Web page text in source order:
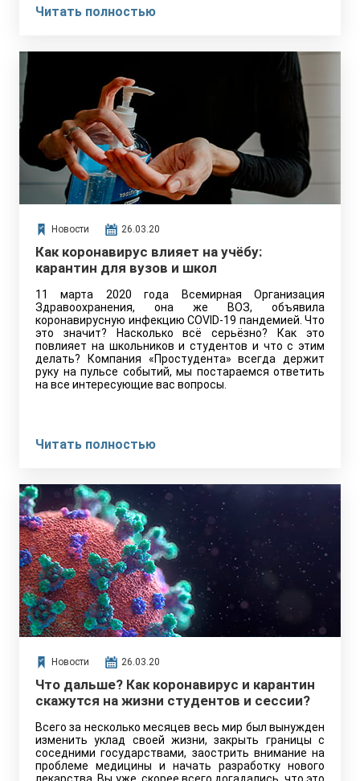
Читать полностью
Новости 26.03.20
Как коронавирус влияет на учёбу:
карантин для вузов и школ
11 марта 2020 года Всемирная Организация
Здравоохранения, она же ВОЗ, объявила
коронавирусную инфекцию COVID-19 пандемией. Что
это значит? Насколько всё серьёзно? Как это
повлияет на школьников и студентов и что с этим
делать? Компания «Простудента» всегда держит
руку на пульсе событий, мы постараемся ответить
на все интересующие вас вопросы.
Читать полностью
Новости 26.03.20
Что дальше? Как коронавирус и карантин
скажутся на жизни студентов и сессии?
Всего за несколько месяцев весь мир был вынужден
изменить уклад своей жизни, закрыть границы с
соседними государствами, заострить внимание на
проблеме медицины и начать разработку нового